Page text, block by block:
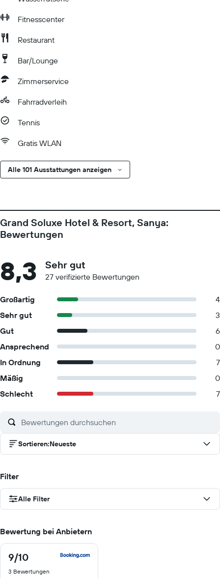
Fitnesscenter
Restaurant
Bar/Lounge
Zimmerservice
Fahrradverleih
Tennis
Gratis WLAN
Alle 101 Ausstattungen anzeigen
Grand Soluxe Hotel & Resort, Sanya:
Bewertungen
8,3 Sehr gut
27 verifizierte Bewertungen
Großartig
4
Sehr gut
3
Gut
6
Ansprechend
0
In Ordnung
7
Mäßig
0
Schlecht
7
Sortieren:Neueste
Filter
Alle Filter
Bewertung bei Anbietern
9/10
9
von
10
3 Bewertungen